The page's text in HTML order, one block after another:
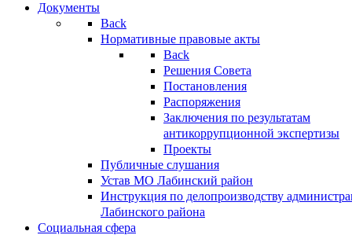
Документы
Back
Нормативные правовые акты
Back
Решения Совета
Постановления
Распоряжения
Заключения по результатам
антикоррупционной экспертизы
Проекты
Публичные слушания
Устав МО Лабинский район
Инструкция по делопроизводству
Лабинского района
Социальная сфера